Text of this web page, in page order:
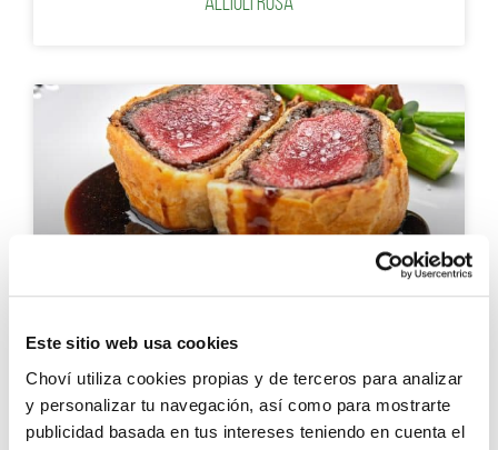
Este sitio web usa cookies
Choví utiliza cookies propias y de terceros para analizar
y personalizar tu navegación, así como para mostrarte
publicidad basada en tus intereses teniendo en cuenta el
Solomillo Wellington: receta auténtica paso a
paso